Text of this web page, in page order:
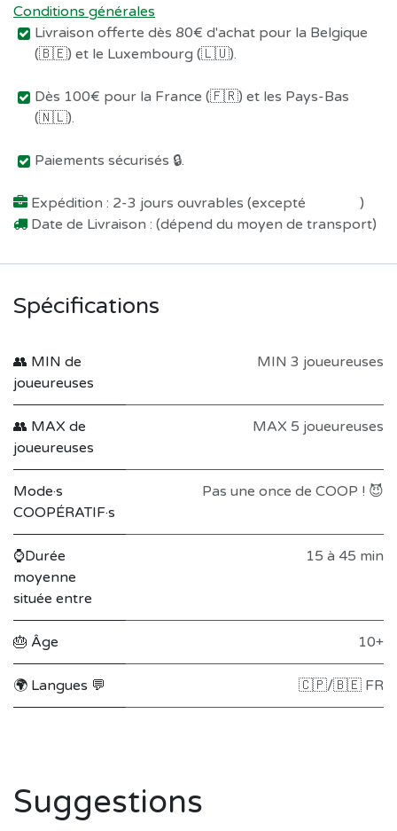
Conditions générales
Livraison offerte dès 80€ d'achat pour la Belgique
(🇧🇪) et le Luxembourg (🇱🇺).
Dès 100€ pour la France (🇫🇷) et les Pays-Bas
(🇳🇱).
Paiements sécurisés 🔒.
Expédition : 2-3 jours ouvrables (excepté
)
Date de Livraison : (dépend du moyen de transport)
Spécifications
👥 MIN de
joueureuses
MIN 3 joueureuses
👥 MAX de
joueureuses
MAX 5 joueureuses
Mode·s
COOPÉRATIF·s
Pas une once de COOP ! 😈
⌚Durée
moyenne
située entre
15 à 45 min
🎂 Âge 10+
🌍 Langues 💬 🇨🇵/🇧🇪 FR
Suggestions